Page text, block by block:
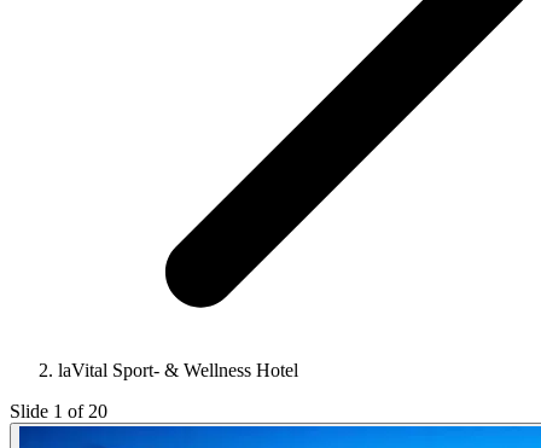
laVital Sport- & Wellness Hotel
Slide 1 of 20